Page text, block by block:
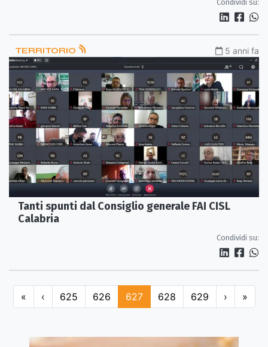
Condividi su:
TERRITORIO 5 anni fa
Tanti spunti dal Consiglio generale FAI CISL
Calabria
Condividi su:
« ‹ 625 626 627 628 629 › »